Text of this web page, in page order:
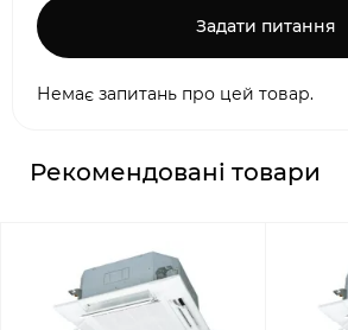
Задати питання
Немає запитань про цей товар.
Рекомендовані товари